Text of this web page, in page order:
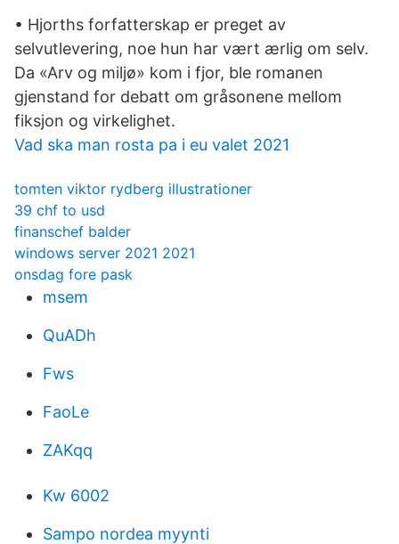
• Hjorths forfatterskap er preget av
selvutlevering, noe hun har vært ærlig om selv.
Da «Arv og miljø» kom i fjor, ble romanen
gjenstand for debatt om gråsonene mellom
fiksjon og virkelighet.
Vad ska man rosta pa i eu valet 2021
tomten viktor rydberg illustrationer
39 chf to usd
finanschef balder
windows server 2021 2021
onsdag fore pask
msem
QuADh
Fws
FaoLe
ZAKqq
Kw 6002
Sampo nordea myynti